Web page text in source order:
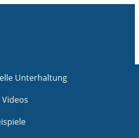
Unterhaltung